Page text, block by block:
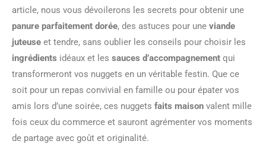
article, nous vous dévoilerons les secrets pour obtenir une
panure parfaitement dorée, des astuces pour une viande
juteuse et tendre, sans oublier les conseils pour choisir les
ingrédients idéaux et les sauces d’accompagnement qui
transformeront vos nuggets en un véritable festin. Que ce
soit pour un repas convivial en famille ou pour épater vos
amis lors d’une soirée, ces nuggets faits maison valent mille
fois ceux du commerce et sauront agrémenter vos moments
de partage avec goût et originalité.